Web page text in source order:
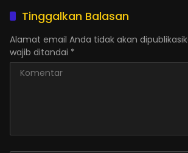
Tinggalkan Balasan
Alamat email Anda tidak akan
wajib ditandai *